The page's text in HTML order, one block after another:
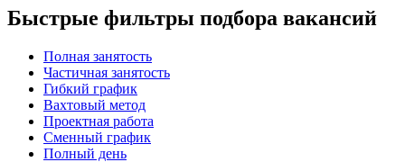
Быстрые фильтры подбора вакансий
Полная занятость
Частичная занятость
Гибкий график
Вахтовый метод
Проектная работа
Сменный график
Полный день